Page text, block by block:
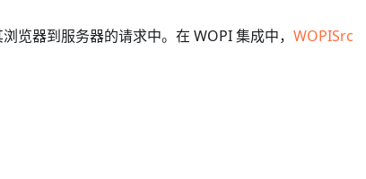
览器到服务器的请求中。在 WOPI 集成中， WOPISrc